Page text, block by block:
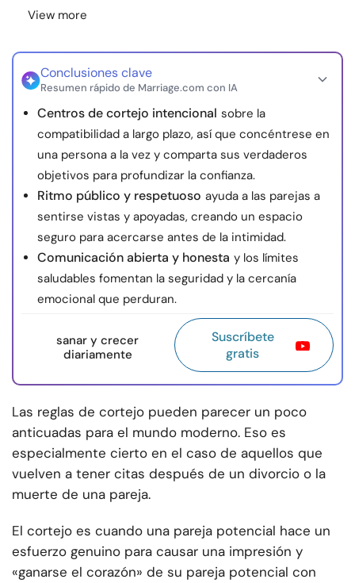
nosotros
View more
Conclusiones clave
Resumen rápido de Marriage.com con IA
Centros de cortejo intencional sobre la
compatibilidad a largo plazo, así que concéntrese en
una persona a la vez y comparta sus verdaderos
objetivos para profundizar la confianza.
Ritmo público y respetuoso ayuda a las parejas a
sentirse vistas y apoyadas, creando un espacio
seguro para acercarse antes de la intimidad.
Comunicación abierta y honesta y los límites
saludables fomentan la seguridad y la cercanía
emocional que perduran.
sanar y crecer
diariamente
Suscríbete
gratis
Las reglas de cortejo pueden parecer un poco
anticuadas para el mundo moderno. Eso es
especialmente cierto en el caso de aquellos que
vuelven a tener citas después de un divorcio o la
muerte de una pareja.
El cortejo es cuando una pareja potencial hace un
esfuerzo genuino para causar una impresión y
«ganarse el corazón» de su pareja potencial con